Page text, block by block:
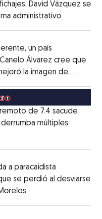
David Vázquez se
administrativo
un país
Álvarez cree que
la imagen de
in new window
de 7.4 sacude
múltiples
a paracaidista
se perdió al desviarse